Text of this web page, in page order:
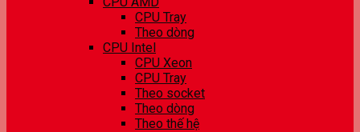
CPU Tray
Theo dòng
CPU Intel
CPU Xeon
CPU Tray
Theo socket
Theo dòng
Theo thế hệ